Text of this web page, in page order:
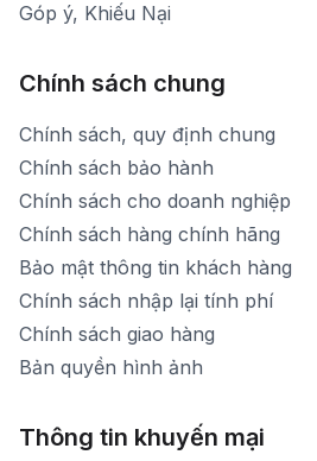
Góp ý, Khiếu Nại
Chính sách chung
Chính sách, quy định chung
Chính sách bảo hành
Chính sách cho doanh nghiệp
Chính sách hàng chính hãng
Bảo mật thông tin khách hàng
Chính sách nhập lại tính phí
Chính sách giao hàng
Bản quyền hình ảnh
Thông tin khuyến mại